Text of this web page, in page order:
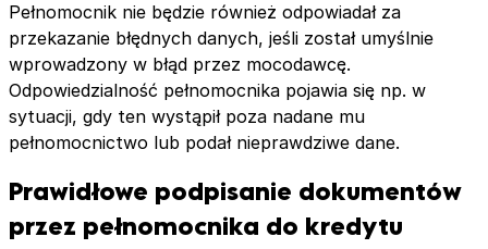
Pełnomocnik nie będzie również odpowiadał za
przekazanie błędnych danych, jeśli został umyślnie
wprowadzony w błąd przez mocodawcę.
Odpowiedzialność pełnomocnika pojawia się np. w
sytuacji, gdy ten wystąpił poza nadane mu
pełnomocnictwo lub podał nieprawdziwe dane.
Prawidłowe podpisanie dokumentów
przez pełnomocnika do kredytu